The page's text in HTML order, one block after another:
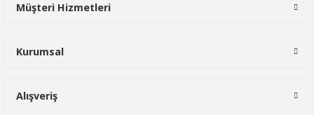
Müşteri Hizmetleri
Kurumsal
Alışveriş